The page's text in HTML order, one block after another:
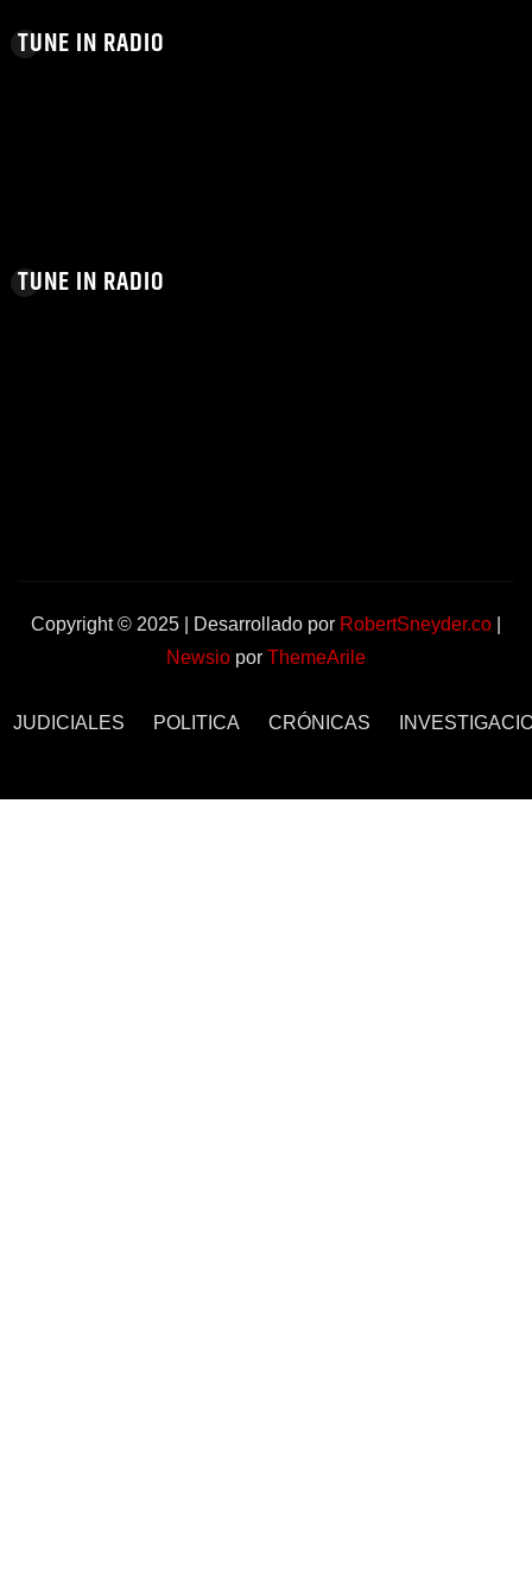
TUNE IN RADIO
TUNE IN RADIO
Copyright © 2025 | Desarrollado por RobertSneyder.co
Newsio por ThemeArile
JUDICIALES POLITICA CRÓNICAS